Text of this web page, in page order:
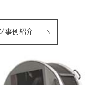
事例紹介